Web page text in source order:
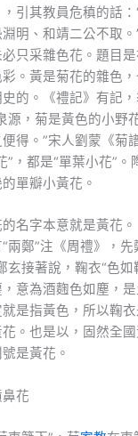
引其教員危稹的話
明、和靖二公不取
只采雜色花。題目
彩。黃是菊花的雜色
的。《禮記》有記
源，菊是黃色的小野
得。”宋人劉蒙《菊
”，都是“單葉小花”。
單瓣小黃花。
名字本意就是黃花。
兩鄭”注《周禮》，先
玄接著說，鞠衣“色如
意為酒麴色如塵，
是指黃色，所以鞠
。也是以，固然全
是黃花。
花